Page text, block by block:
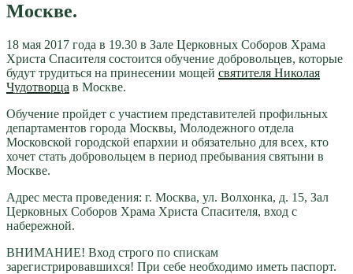
Москве.
18 мая 2017 года в 19.30 в Зале Церковных Соборов Храма
Христа Спасителя состоится обучение добровольцев, которые
будут трудиться на принесении мощей святителя Николая
Чудотворца в Москве.
Обучение пройдет с участием представителей профильных
департаментов города Москвы, Молодежного отдела
Московской городской епархии и обязательно для всех, кто
хочет стать добровольцем в период пребывания святыни в
Москве.
Адрес места проведения: г. Москва, ул. Волхонка, д. 15, Зал
Церковных Соборов Храма Христа Спасителя, вход с
набережной.
ВНИМАНИЕ! Вход строго по спискам
зарегистрировавшихся! При себе необходимо иметь паспорт.